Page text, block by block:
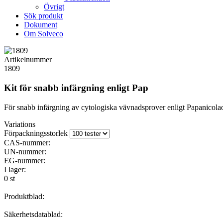
Övrigt
Sök produkt
Dokument
Om Solveco
Artikelnummer
1809
Kit för snabb infärgning enligt Pap
För snabb infärgning av cytologiska vävnadsprover enligt
Variations
Förpackningsstorlek
CAS-nummer:
UN-nummer:
EG-nummer:
I lager:
0 st
Produktblad:
Säkerhetsdatablad: